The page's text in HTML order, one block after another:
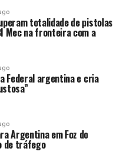
totalidade de pistolas
Mec na fronteira com a
Federal argentina e cria
Argentina em Foz do
de tráfego